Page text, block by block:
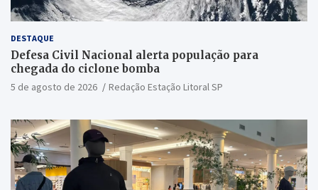
DESTAQUE
Defesa Civil Nacional alerta população para
chegada do ciclone bomba
5 de agosto de 2026 Redação Estação Litoral SP